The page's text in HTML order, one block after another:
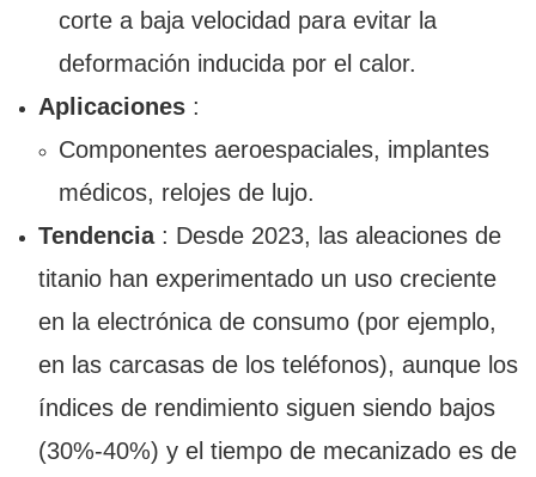
corte a baja velocidad para evitar la
deformación inducida por el calor.
Aplicaciones:
Componentes aeroespaciales, implantes
médicos, relojes de lujo.
Tendencia: Desde 2023, las aleaciones de
titanio han experimentado un uso creciente
en la electrónica de consumo (por ejemplo,
en las carcasas de los teléfonos), aunque los
índices de rendimiento siguen siendo bajos
(30%-40%) y el tiempo de mecanizado es de